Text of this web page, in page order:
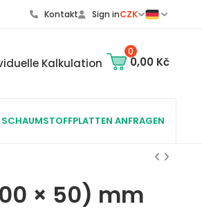
CZK
Kontakt Sign in
Kalkulation
0
0,00 Kč
SCHAUMSTOFFPLATTEN ANFRAGEN
× 50) mm